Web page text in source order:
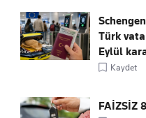
Türk
Eylül
Kaydet
FAİZSİZ